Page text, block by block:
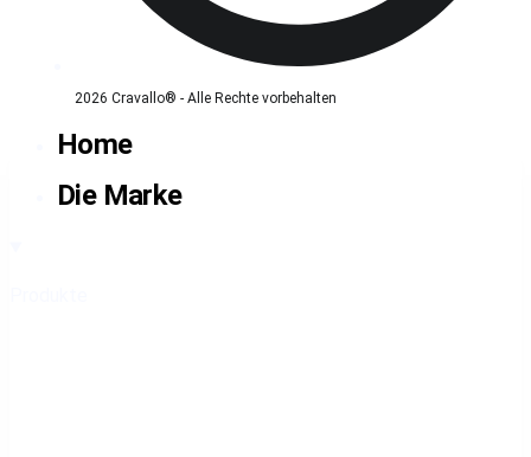
2026 Cravallo® - Alle Rechte vorbehalten
Home
Die Marke